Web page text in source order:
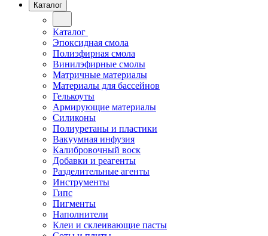
Каталог
Каталог
Эпоксидная смола
Полиэфирная смола
Винилэфирные смолы
Матричные материалы
Материалы для бассейнов
Гелькоуты
Армирующие материалы
Силиконы
Полиуретаны и пластики
Вакуумная инфузия
Калибровочный воск
Добавки и реагенты
Разделительные агенты
Инструменты
Гипс
Пигменты
Наполнители
Клеи и склеивающие пасты